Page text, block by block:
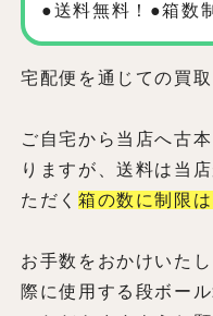
●送料無料！●箱数
宅配便を通じての買
ご自宅から当店へ古
りますが、送料は当
ただく 箱の数に制限
お手数をおかけいた
際に使用する段ボール